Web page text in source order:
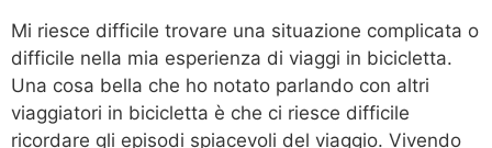
Mi riesce difficile trovare una situazione complicata o
difficile nella mia esperienza di viaggi in bicicletta.
Una cosa bella che ho notato parlando con altri
viaggiatori in bicicletta è che ci riesce difficile
ricordare gli episodi spiacevoli del viaggio. Vivendo